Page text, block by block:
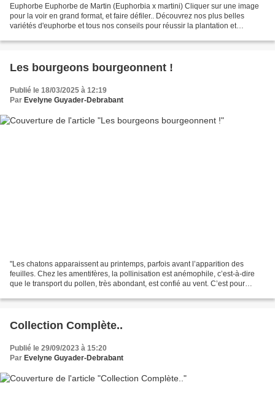
Euphorbe Euphorbe de Martin (Euphorbia x martini) Cliquer sur une image
pour la voir en grand format, et faire défiler.. Découvrez nos plus belles
variétés d'euphorbe et tous nos conseils pour réussir la plantation et
Les bourgeons bourgeonnent !
Publié le 18/03/2025 à 12:19
Par Evelyne Guyader-Debrabant
"Les chatons apparaissent au printemps, parfois avant l’apparition des
feuilles. Chez les amentifères, la pollinisation est anémophile, c’est-à-dire
que le transport du pollen, très abondant, est confié au vent. C’est pour
Collection Complète..
Publié le 29/09/2023 à 15:20
Par Evelyne Guyader-Debrabant